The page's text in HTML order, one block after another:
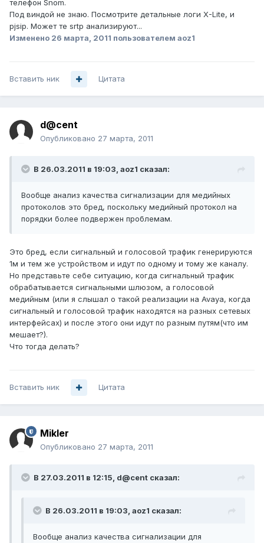
телефон Snom.
Под виндой не знаю. Посмотрите детальные логи X-Lite, и
pjsip. Может те srtp анализируют...
Изменено 26 марта, 2011 пользователем aoz1
Вставить ник Цитата
d@cent
Опубликовано 27 марта, 2011
В 26.03.2011 в 19:03, aoz1 сказал:
Вообще анализ качества сигнализации для медийных
протоколов это бред, поскольку медийный протокол на
порядки более подвержен проблемам.
Это бред, если сигнальный и голосовой трафик генерируются
1м и тем же устройством и идут по одному и тому же каналу.
Но представьте себе ситуацию, когда сигнальный трафик
обрабатывается сигнальными шлюзом, а голосовой
медийным (или я слышал о такой реализации на Avaya, когда
сигнальный и голосовой трафик находятся на разных сетевых
интерфейсах) и после этого они идут по разным путям(что им
мешает?).
Что тогда делать?
Вставить ник Цитата
Mikler
Опубликовано 27 марта, 2011
В 27.03.2011 в 12:15, d@cent сказал:
В 26.03.2011 в 19:03, aoz1 сказал:
Вообще анализ качества сигнализации для